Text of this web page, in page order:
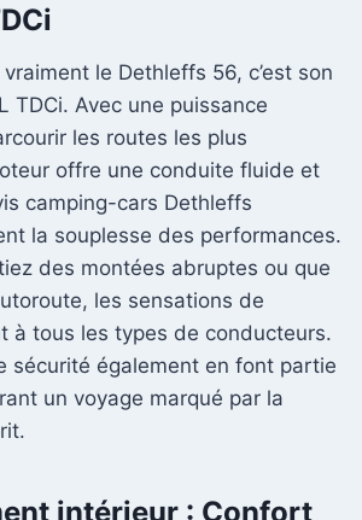
le Dethleffs 56, c’est son
TDCi. Avec une puissance
les routes les plus
offre une conduite fluide et
camping-cars Dethleffs
la souplesse des performances.
des montées abruptes ou que
les sensations de
à tous les types de conducteurs.
sécurité également en font partie
un voyage marqué par la
intérieur : Confort